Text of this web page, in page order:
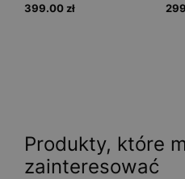
399.00 zł
Produkty, które
zainteresować